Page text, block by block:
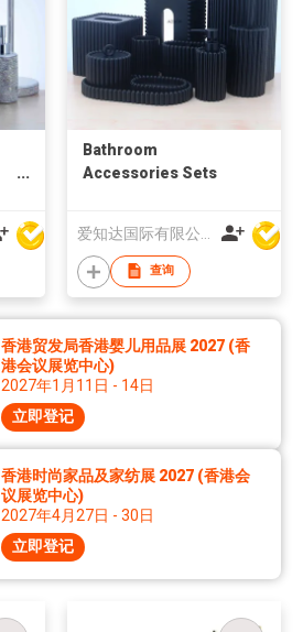
Bathroom
Accessories Sets
查询
香港贸发局香港婴儿用品展 2027 (香
港会议展览中心)
2027年1月11日 - 14日
立即登记
香港时尚家品及家纺展 2027 (香港会
议展览中心)
2027年4月27日 - 30日
立即登记